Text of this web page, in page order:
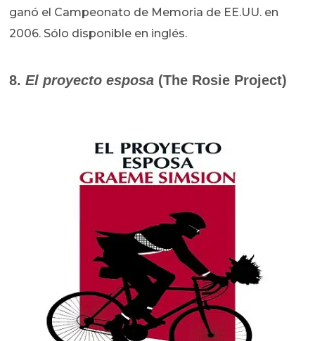
ganó el Campeonato de Memoria de EE.UU. en
2006. Sólo disponible en inglés.
8.El proyecto esposa (The Rosie Project)